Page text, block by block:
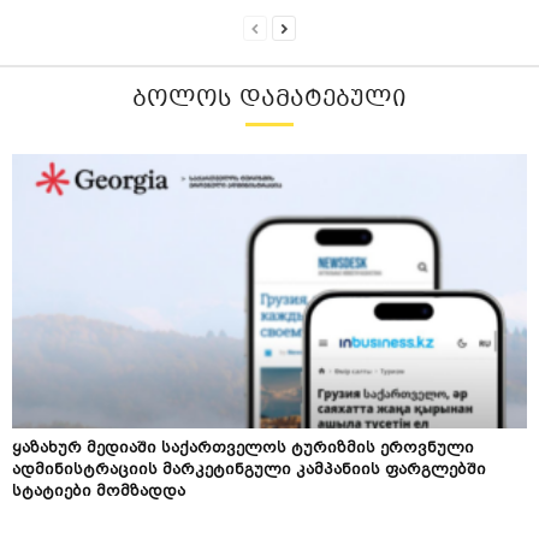
ᲑᲝᲚᲝᲡ ᲓᲐᲛᲐᲢᲔᲑᲣᲚᲘ
ყაზახურ მედიაში საქართველოს ტურიზმის ეროვნული
ადმინისტრაციის მარკეტინგული კამპანიის ფარგლებში
სტატიები მომზადდა